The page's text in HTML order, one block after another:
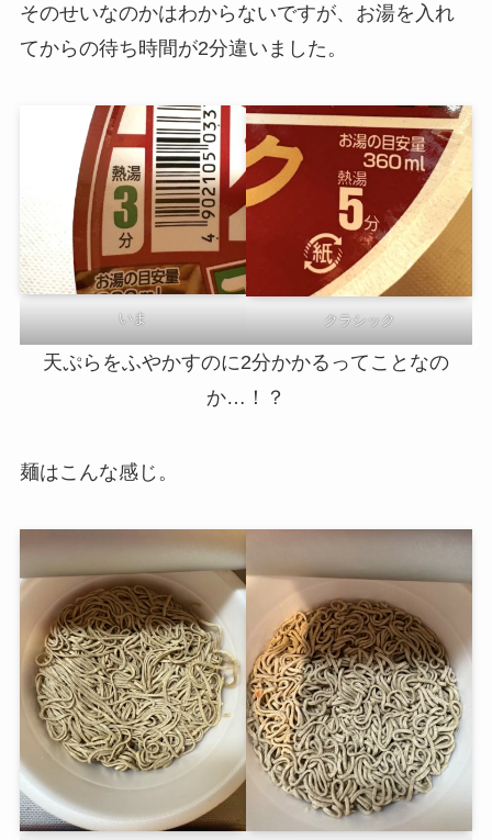
そのせいなのかはわからないですが、お湯を入れ
てからの待ち時間が2分違いました。
いま クラシック
天ぷらをふやかすのに2分かかるってことなの
か…！？
麺はこんな感じ。